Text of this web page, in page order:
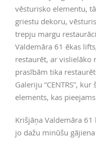
vēsturisko elementu,
griestu dekoru,
trepju margu
Valdemāra 61 ēkas
restaurēt, ar vislielāko
prasībām tika
Galeriju “CENTRS”,
elements, kas
Krišjāņa Valdemāra
jo dažu minūšu